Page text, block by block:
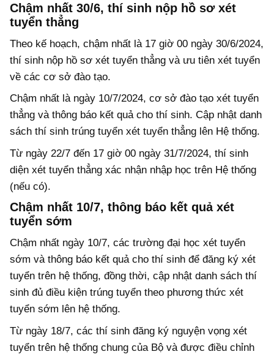
Doanh nghiệp dân tộc
Khác
Video
Chậm nhất 30/6, thí sinh nộp hồ sơ xét
tuyển thẳng
Theo kế hoạch, chậm nhất là 17 giờ 00 ngày 30/6/2024,
thí sinh nộp hồ sơ xét tuyển thẳng và ưu tiên xét tuyển
về các cơ sở đào tạo.
Chậm nhất là ngày 10/7/2024, cơ sở đào tạo xét tuyển
thẳng và thông báo kết quả cho thí sinh. Cập nhật danh
sách thí sinh trúng tuyển xét tuyển thẳng lên Hệ thống.
Từ ngày 22/7 đến 17 giờ 00 ngày 31/7/2024, thí sinh
diện xét tuyển thẳng xác nhận nhập học trên Hệ thống
(nếu có).
Chậm nhất 10/7, thông báo kết quả xét
tuyển sớm
Chậm nhất ngày 10/7, các trường đại học xét tuyển
sớm và thông báo kết quả cho thí sinh để đăng ký xét
tuyển trên hệ thống, đồng thời, cập nhật danh sách thí
sinh đủ điều kiện trúng tuyển theo phương thức xét
tuyển sớm lên hệ thống.
Từ ngày 18/7, các thí sinh đăng ký nguyện vọng xét
tuyển trên hệ thống chung của Bộ và được điều chỉnh